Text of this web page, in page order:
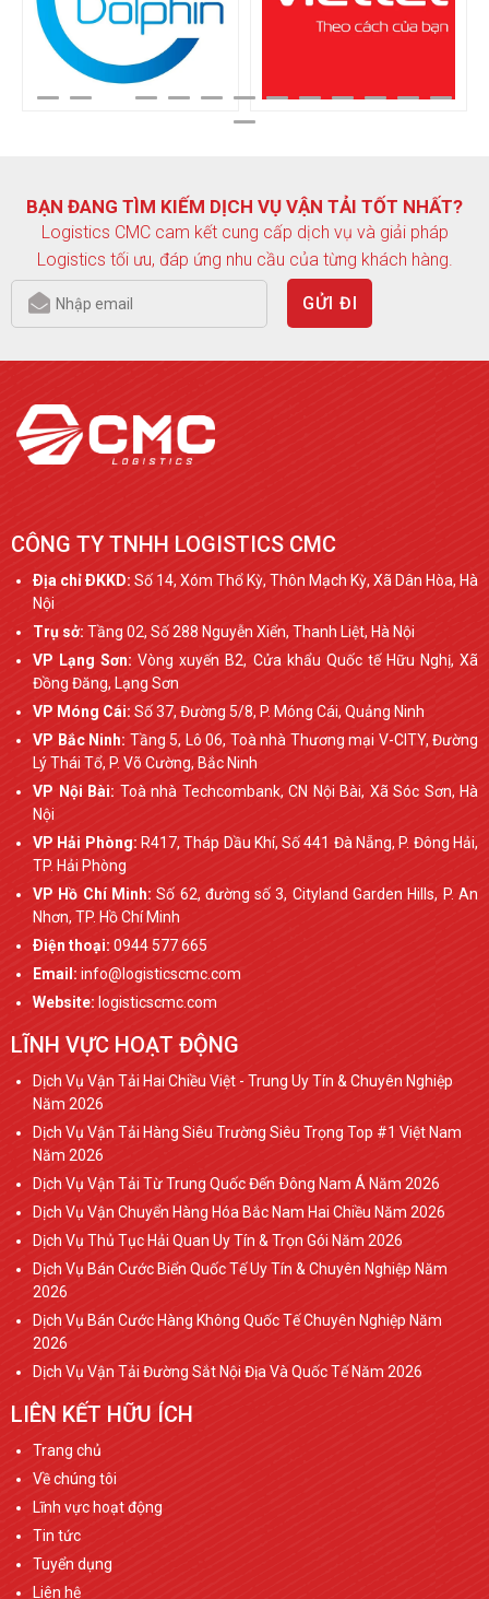
BẠN ĐANG TÌM KIẾM DỊCH VỤ VẬN TẢI TỐT NHẤT?
Logistics CMC cam kết cung cấp dịch vụ và giải pháp
Logistics tối ưu, đáp ứng nhu cầu của từng khách hàng.
GỬI ĐI
CÔNG TY TNHH LOGISTICS CMC
Ðịa chỉ ÐKKD: Số 14, Xóm Thổ Kỳ, Thôn Mạch Kỳ, Xã Dân Hòa, Hà
Nội
Trụ sở: Tầng 02, Số 288 Nguyễn Xiển, Thanh Liệt, Hà Nội
VP Lạng Sơn: Vòng xuyến B2, Cửa khẩu Quốc tế Hữu Nghị, Xã
Đồng Đăng, Lạng Sơn
VP Móng Cái: Số 37, Đường 5/8, P. Móng Cái, Quảng Ninh
VP Bắc Ninh: Tầng 5, Lô 06, Toà nhà Thương mại V-CITY, Đường
Lý Thái Tổ, P. Võ Cường, Bắc Ninh
VP Nội Bài: Toà nhà Techcombank, CN Nội Bài, Xã Sóc Sơn, Hà
Nội
VP Hải Phòng: R417, Tháp Dầu Khí, Số 441 Đà Nẵng, P. Đông Hải,
TP. Hải Phòng
VP Hồ Chí Minh: Số 62, đường số 3, Cityland Garden Hills, P. An
Nhơn, TP. Hồ Chí Minh
Ðiện thoại: 0944 577 665
Email: info@logisticscmc.com
Website: logisticscmc.com
LĨNH VỰC HOẠT ĐỘNG
Dịch Vụ Vận Tải Hai Chiều Việt - Trung Uy Tín & Chuyên Nghiệp
Năm 2026
Dịch Vụ Vận Tải Hàng Siêu Trường Siêu Trọng Top #1 Việt Nam
Năm 2026
Dịch Vụ Vận Tải Từ Trung Quốc Đến Ðông Nam Á Năm 2026
Dịch Vụ Vận Chuyển Hàng Hóa Bắc Nam Hai Chiều Năm 2026
Dịch Vụ Thủ Tục Hải Quan Uy Tín & Trọn Gói Năm 2026
Dịch Vụ Bán Cước Biển Quốc Tế Uy Tín & Chuyên Nghiệp Năm
2026
Dịch Vụ Bán Cước Hàng Không Quốc Tế Chuyên Nghiệp Năm
2026
Dịch Vụ Vận Tải Đường Sắt Nội Địa Và Quốc Tế Năm 2026
LIÊN KẾT HỮU ÍCH
Trang chủ
Về chúng tôi
Lĩnh vực hoạt động
Tin tức
Tuyển dụng
Liên hệ